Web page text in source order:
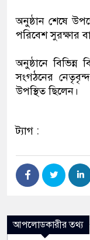
‎অনুষ্ঠান শেষে
পরিবেশ সুরক্ষার
‎অনুষ্ঠানে বিভিন্ন
সংগঠনের
উপস্থিত ছিলেন।
ট্যাগ :
আপলোডকারীর তথ্য